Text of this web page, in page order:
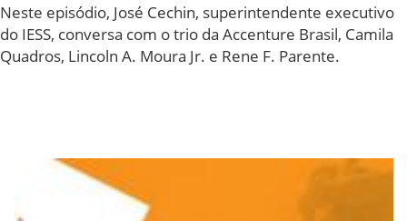
#09:
Desafios
e
saúde
digital
Neste episódio, José Cechin, superintendente executivo
do IESS, conversa com o trio da Accenture Brasil, Camila
Quadros, Lincoln A. Moura Jr. e Rene F. Parente.